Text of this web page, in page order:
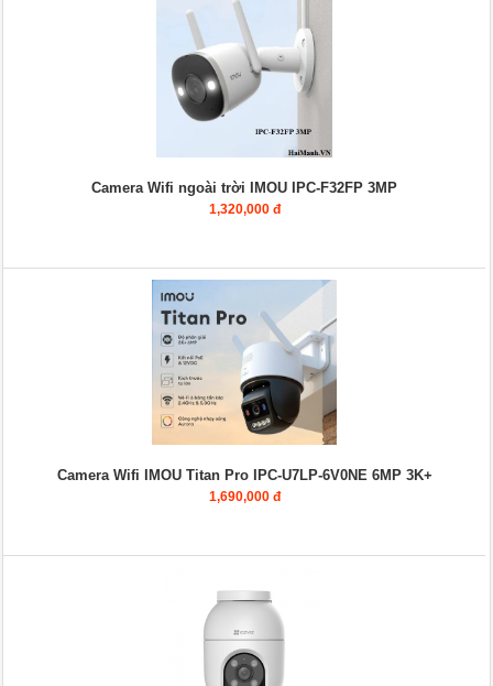
Camera Wifi ngoài trời IMOU IPC-F32FP 3MP
1,320,000 đ
Camera Wifi IMOU Titan Pro IPC-U7LP-6V0NE 6MP 3K+
1,690,000 đ